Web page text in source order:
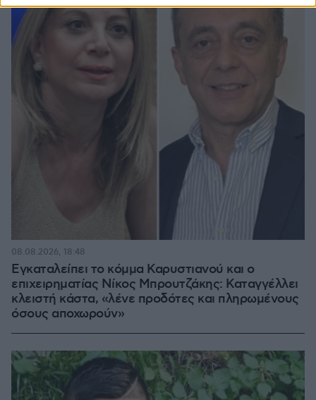
Εγκαταλείπει το κόμμα Καρυστιανού και ο
επιχειρηματίας Νίκος Μπρουτζάκης: Καταγγέλλει
κλειστή κάστα, «λένε προδότες και πληρωμένους
όσους αποχωρούν»
08.08.2026, 18:48